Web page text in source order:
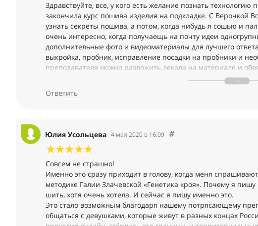
Здравствуйте, все, у кого есть желание познать
закончила курс пошива изделия на подкладке. С Верочкой
узнать секреты пошива, а потом, когда нибудь я сошью и
очень интересно, когда получаещь на почту идеи
дополнительные фото и видеоматериалы для лучшего
выкройка, пробник, исправление посадки на пробники и
преподавателя можно разложить лекала на материале и
резать и шить. Пробуйте, низачто не пожалеете! Насколько
настолько доступно можно пошить своё,
осеннее, теперь можно и зимнее, и младшим детям и мужу!
Ответить
Юлия Усольцева 4 мая 2020 в 16:09
Совсем не страшно!
Именно это сразу приходит в голову, когда меня
методике Галии Злачевской «Генетика кроя». Почему я
шить, хотя очень хотела. И сейчас я пишу именно это.
Это стало возможным благодаря нашему потрясающему
общаться с девушками, которые живут в разных концах